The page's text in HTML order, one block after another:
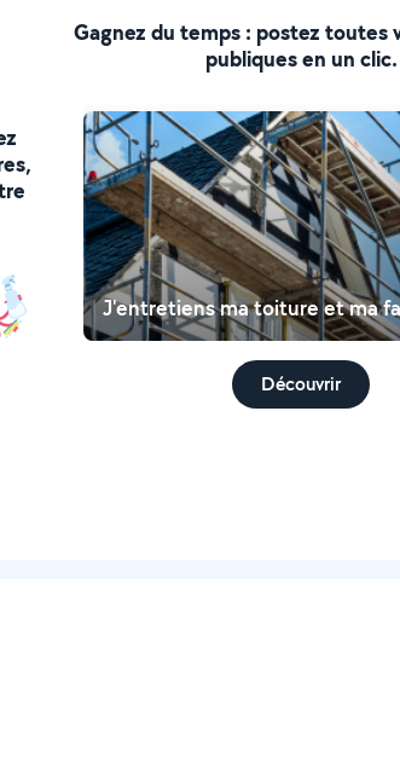
Gagnez du temps : postez toutes
publiques en un clic.
J'entretiens ma toiture et ma
Découvrir